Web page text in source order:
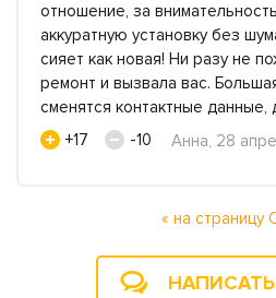
отношение, за
аккуратную установку без
сияет как новая! Ни разу не
ремонт и вызвала вас.
сменятся контактные данные,
+17
-10 Анна, 28
« на страницу